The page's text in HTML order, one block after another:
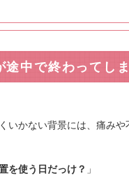
途中で終わってし
いかない背景には、痛みや
を使う日だっけ？ 」